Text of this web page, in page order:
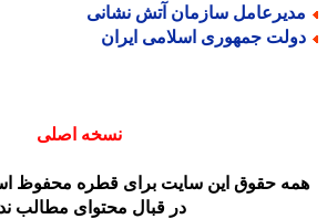
سازمان آتش نشانی
جمهوری اسلامی ایران
نسخه اصلی
حقوق این سایت برای قطره محفوظ
در قبال محتوای مطالب ندارد.